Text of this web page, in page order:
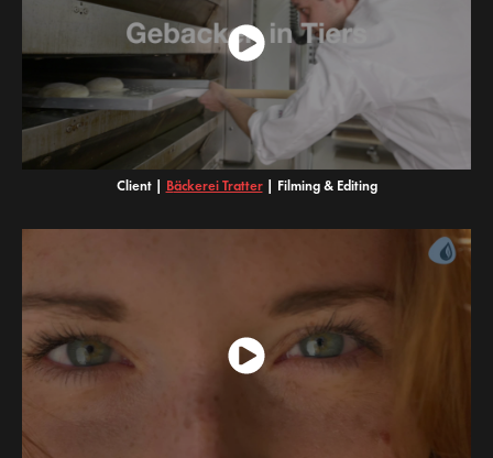
Client | Bäckerei Tratter | Filming & Editing